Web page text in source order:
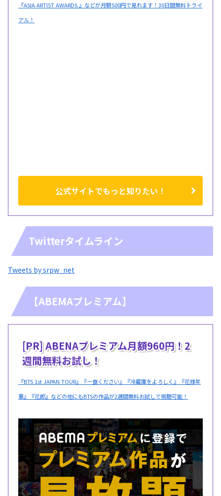
『ASIA ARTIST AWARDS 』などが月額500円で見れます！30日間無料トライ
アル！
公式サイトでもっと知りたい！
Twitterタイムライン
Tweets by srpw_net
【ABEMAプレミアム】
[PR] ABENAプレミアム月額960円！2
週間無料お試し！
『BTS 1st JAPAN TOUR』『一食ください』『冷蔵庫をよろしく』『花様年
華』『花郎』などの他にもBTSの作品が2週間無料お試しで視聴可能！